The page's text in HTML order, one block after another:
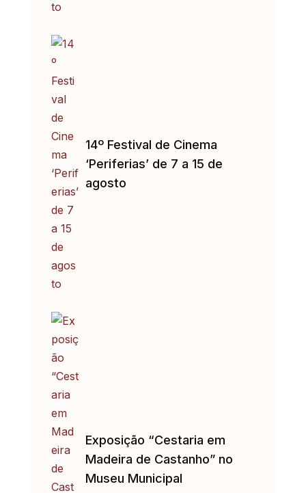
14º Festival de Cinema
‘Periferias’ de 7 a 15 de
agosto
Exposição “Cestaria em
Madeira de Castanho” no
Museu Municipal